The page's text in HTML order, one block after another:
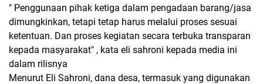
" Penggunaan pihak ketiga dalam pengadaan barang/jasa
dimungkinkan, tetapi tetap harus melalui proses sesuai
ketentuan. Dan proses kegiatan secara terbuka transparan
kepada masyarakat" , kata eli sahroni kepada media ini
dalam rilisnya
Menurut Eli Sahroni, dana desa, termasuk yang digunakan